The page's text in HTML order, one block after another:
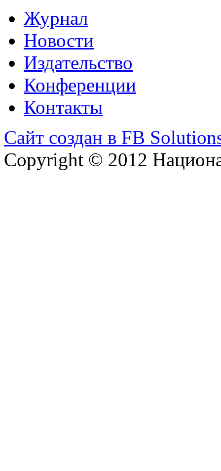
Журнал
Новости
Издательство
Конференции
Контакты
Сайт создан в FB
Copyright © 2012